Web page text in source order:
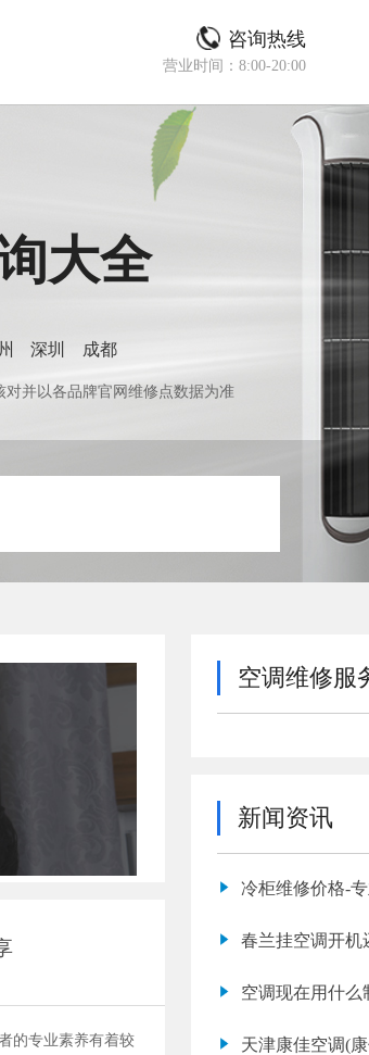
咨询热线
营业时间：8:00-20:00
大全
深圳 成都
并以各品牌官网维修点数据为准
的专业素养有着较
空调维修服
新闻资讯
冷柜维修价格-
春兰挂空调开机
解
空调现在用什么
天津康佳空调(